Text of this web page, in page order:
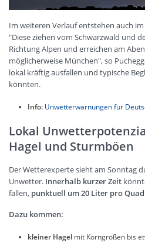
Im weiteren Verlauf entstehen auch
"Diese ziehen vom Schwarzwald und
Richtung Alpen und erreichen am
möglicherweise München", so
lokal kräftig ausfallen und typische
könnten.
Info: Unwetterwarnungen für
Lokal
Hagel und Sturmböen
Der Wetterexperte sieht am Sonntag
Unwetter. Innerhalb kurzer Zeit
fallen, punktuell um 20 Liter pro
Dazu kommen:
kleiner Hagel mit Korngrößen bis